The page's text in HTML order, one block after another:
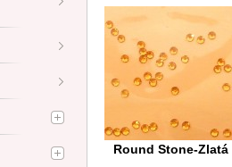
Round Stone-Zlatá